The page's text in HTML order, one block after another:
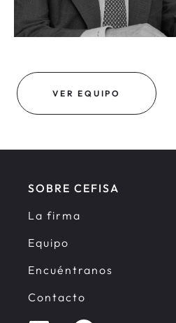
VER EQUIPO
SOBRE CEFISA
La firma
Equipo
Encuéntranos
Contacto